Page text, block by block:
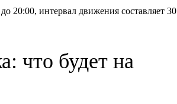
20:00, интервал движения составляет 30
что будет на